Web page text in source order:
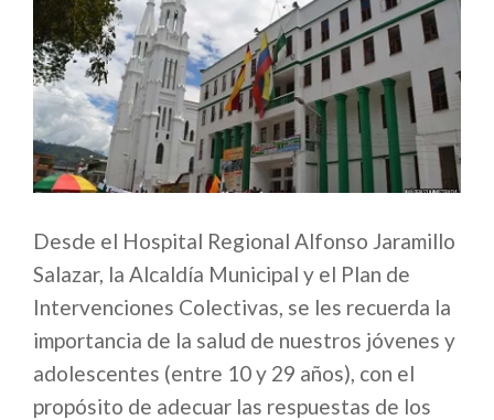
Desde el Hospital Regional Alfonso Jaramillo
Salazar, la Alcaldía Municipal y el Plan de
Intervenciones Colectivas, se les recuerda la
importancia de la salud de nuestros jóvenes y
adolescentes (entre 10 y 29 años), con el
propósito de adecuar las respuestas de los